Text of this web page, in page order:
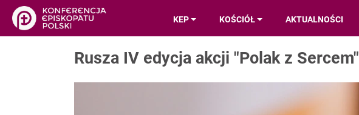
KEP KOŚCIÓŁ AKTUALNOŚCI
Rusza IV edycja akcji "Polak z Sercem"